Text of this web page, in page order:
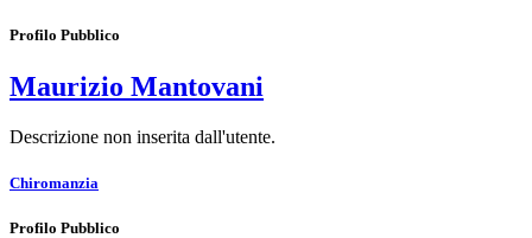
Profilo Pubblico
Maurizio Mantovani
Descrizione non inserita dall'utente.
Chiromanzia
Profilo Pubblico